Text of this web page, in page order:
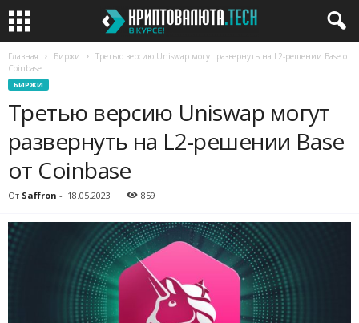
Главная Биржи
Третью версию Uniswap могут развернуть на L2-решении Base от
Coinbase
БИРЖИ
Третью версию Uniswap могут
развернуть на L2-решении Base
от Coinbase
От Saffron - 18.05.2023 859